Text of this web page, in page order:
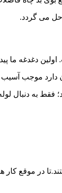
حل می گردد.
دغدغه ما
موجب آسیب
فقط به دنبال
در موقع